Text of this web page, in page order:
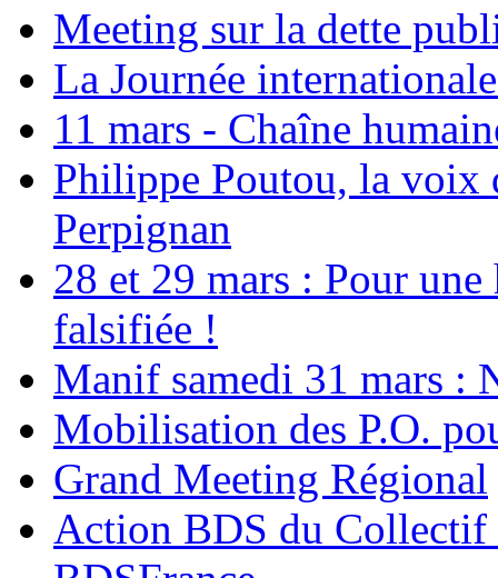
Meeting sur la dette
La Journée
11 mars - Chaîne
Philippe Poutou, la voix
Perpignan
28 et 29 mars : Pour
falsifiée !
Manif samedi 31 mars :
Mobilisation des P.O.
Grand Meeting Régional
Action BDS du Collectif